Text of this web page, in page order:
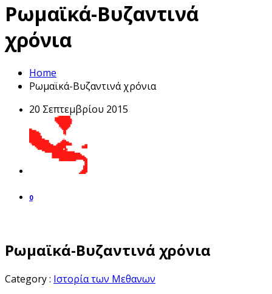
Ρωμαϊκά-Βυζαντινά
χρόνια
Home
Ρωμαϊκά-Βυζαντινά χρόνια
20 Σεπτεμβρίου 2015
0
Ρωμαϊκά-Βυζαντινά χρόνια
Category : Ιστορία των Μεθανων